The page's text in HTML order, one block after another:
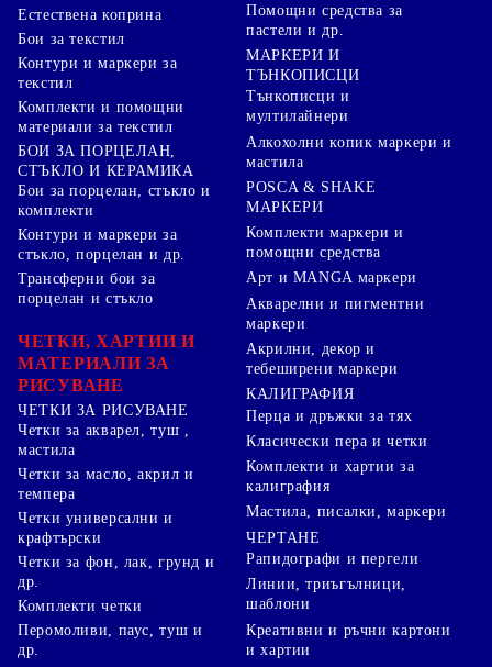
Естествена коприна
Бои за текстил
Контури и маркери за
текстил
Комплекти и помощни
материали за текстил
БОИ ЗА ПОРЦЕЛАН,
СТЪКЛО И КЕРАМИКА
Бои за порцелан, стъкло и
комплекти
Контури и маркери за
стъкло, порцелан и др.
Трансферни бои за
порцелан и стъкло
ЧЕТКИ, ХАРТИИ И
МАТЕРИАЛИ ЗА
РИСУВАНЕ
ЧЕТКИ ЗА РИСУВАНЕ
Четки за акварел, туш ,
мастила
Четки за масло, акрил и
темпера
Четки универсални и
крафтърски
Четки за фон, лак, грунд и
др.
Комплекти четки
Помощни средства за
пастели и др.
МАРКЕРИ И
ТЪНКОПИСЦИ
Тънкописци и
мултилайнери
Алкохолни копик маркери и
мастила
POSCA & SHAKE
МАРКЕРИ
Комплекти маркери и
помощни средства
Арт и MANGA маркери
Акварелни и пигментни
маркери
Акрилни, декор и
тебеширени маркери
КАЛИГРАФИЯ
Перца и дръжки за тях
Класически пера и четки
Комплекти и хартии за
калиграфия
Мастила, писалки, маркери
ЧЕРТАНЕ
Рапидографи и пергели
Линии, триъгълници,
шаблони
Перомоливи, паус, туш и
др.
Креативни и ръчни картони
и хартии